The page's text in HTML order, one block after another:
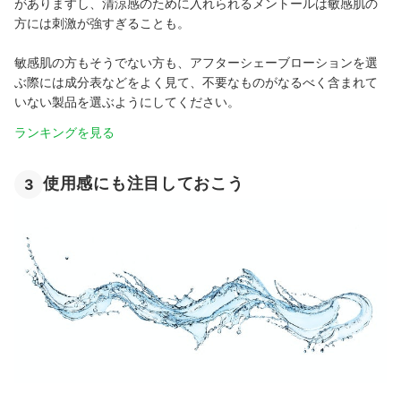
がありますし、清涼感のために入れられるメントールは敏感肌の
方には刺激が強すぎることも。
敏感肌の方もそうでない方も、アフターシェーブローションを選
ぶ際には成分表などをよく見て、不要なものがなるべく含まれて
いない製品を選ぶようにしてください。
ランキングを見る
3 使用感にも注目しておこう